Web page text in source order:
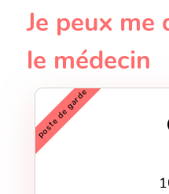
Je peux me
le médecin
poste de garde